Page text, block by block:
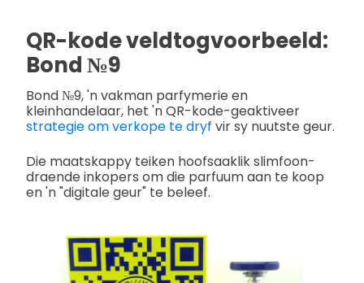
QR-kode veldtogvoorbeeld:
Bond №9
Bond №9, 'n vakman parfymerie en
kleinhandelaar, het 'n QR-kode-geaktiveer
strategie om verkope te dryf vir sy nuutste geur.
Die maatskappy teiken hoofsaaklik slimfoon-
draende inkopers om die parfuum aan te koop
en 'n "digitale geur" te beleef.